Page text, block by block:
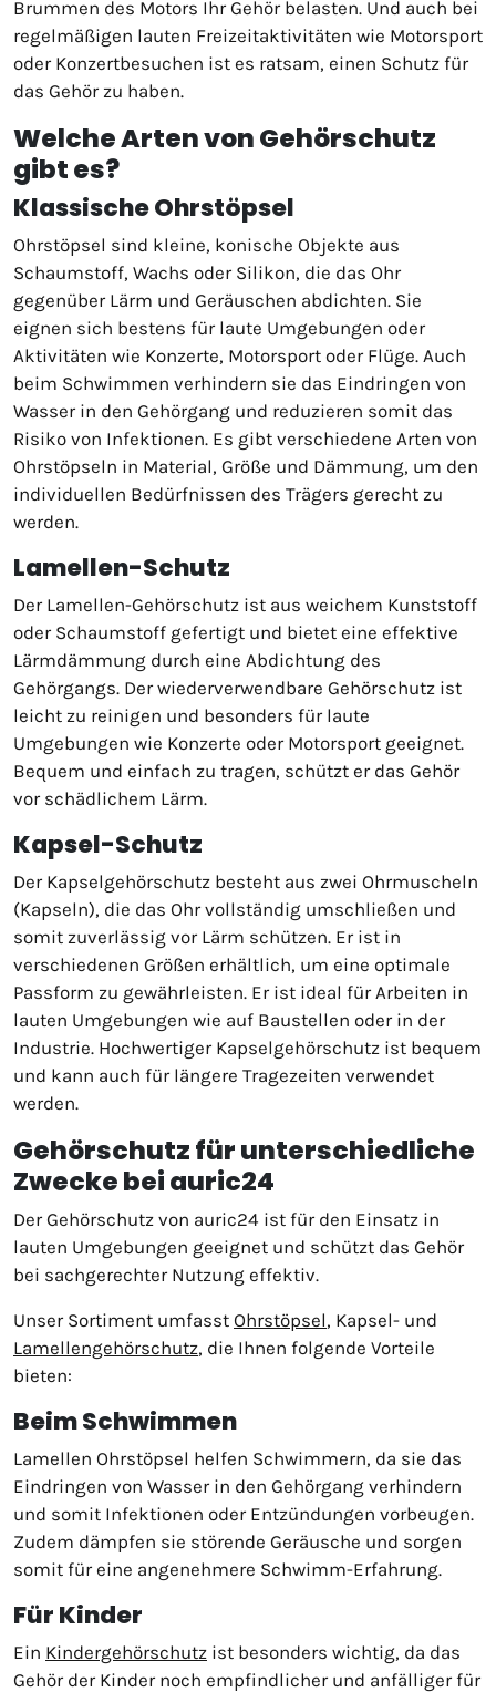
Brummen des Motors Ihr Gehör belasten. Und auch bei
regelmäßigen lauten Freizeitaktivitäten wie Motorsport
oder Konzertbesuchen ist es ratsam, einen Schutz für
das Gehör zu haben.
Welche Arten von Gehörschutz
gibt es?
Klassische Ohrstöpsel
Ohrstöpsel sind kleine, konische Objekte aus
Schaumstoff, Wachs oder Silikon, die das Ohr
gegenüber Lärm und Geräuschen abdichten. Sie
eignen sich bestens für laute Umgebungen oder
Aktivitäten wie Konzerte, Motorsport oder Flüge. Auch
beim Schwimmen verhindern sie das Eindringen von
Wasser in den Gehörgang und reduzieren somit das
Risiko von Infektionen. Es gibt verschiedene Arten von
Ohrstöpseln in Material, Größe und Dämmung, um den
individuellen Bedürfnissen des Trägers gerecht zu
werden.
Lamellen-Schutz
Der Lamellen-Gehörschutz ist aus weichem Kunststoff
oder Schaumstoff gefertigt und bietet eine effektive
Lärmdämmung durch eine Abdichtung des
Gehörgangs. Der wiederverwendbare Gehörschutz ist
leicht zu reinigen und besonders für laute
Umgebungen wie Konzerte oder Motorsport geeignet.
Bequem und einfach zu tragen, schützt er das Gehör
vor schädlichem Lärm.
Kapsel-Schutz
Der Kapselgehörschutz besteht aus zwei Ohrmuscheln
(Kapseln), die das Ohr vollständig umschließen und
somit zuverlässig vor Lärm schützen. Er ist in
verschiedenen Größen erhältlich, um eine optimale
Passform zu gewährleisten. Er ist ideal für Arbeiten in
lauten Umgebungen wie auf Baustellen oder in der
Industrie. Hochwertiger Kapselgehörschutz ist bequem
und kann auch für längere Tragezeiten verwendet
werden.
Gehörschutz für unterschiedliche
Zwecke bei auric24
Der Gehörschutz von auric24 ist für den Einsatz in
lauten Umgebungen geeignet und schützt das Gehör
bei sachgerechter Nutzung effektiv.
Unser Sortiment umfasst Ohrstöpsel, Kapsel- und
Lamellengehörschutz, die Ihnen folgende Vorteile
bieten:
Beim Schwimmen
Lamellen Ohrstöpsel helfen Schwimmern, da sie das
Eindringen von Wasser in den Gehörgang verhindern
und somit Infektionen oder Entzündungen vorbeugen.
Zudem dämpfen sie störende Geräusche und sorgen
somit für eine angenehmere Schwimm-Erfahrung.
Für Kinder
Ein Kindergehörschutz ist besonders wichtig, da das
Gehör der Kinder noch empfindlicher und anfälliger für